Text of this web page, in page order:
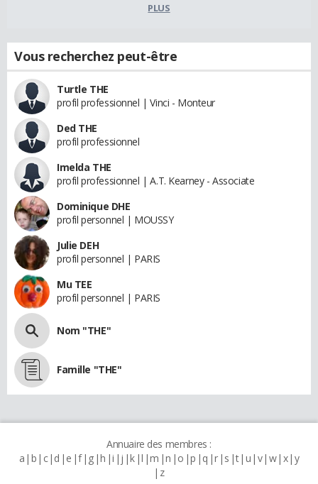
PLUS
Vous recherchez peut-être
Turtle THE
profil professionnel | Vinci - Monteur
Ded THE
profil professionnel
Imelda THE
profil professionnel | A.T. Kearney - Associate
Dominique DHE
profil personnel | MOUSSY
Julie DEH
profil personnel | PARIS
Mu TEE
profil personnel | PARIS
Nom "THE"
Famille "THE"
Annuaire des membres :
a b c d e f g h i j k l m n o p q r s t u v w x y
z